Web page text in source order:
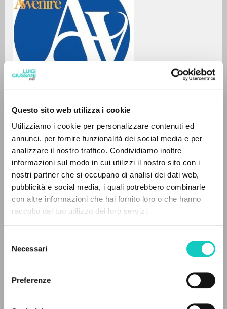
Questo sito web utilizza i cookie
Utilizziamo i cookie per personalizzare contenuti ed
annunci, per fornire funzionalità dei social media e per
analizzare il nostro traffico. Condividiamo inoltre
informazioni sul modo in cui utilizzi il nostro sito con i
nostri partner che si occupano di analisi dei dati web,
pubblicità e social media, i quali potrebbero combinarle
con altre informazioni che hai fornito loro o che hanno
raccolto dal tuo utilizzo dei loro servizi.
delNecessari
Preferenze
Giussani LuigiAutor
Italiano
Avvenire
1992
Páginas: 1
FULL TEXT
RESULTADOS SUCESIVOS
EL PROYECTO
Este portal recoge y pone a disposición de los
usuarios los textos de Luigi Giussani: casi 5000
voces bibliográficas, textos íntegros en 5
idiomas y líneas temáticas.